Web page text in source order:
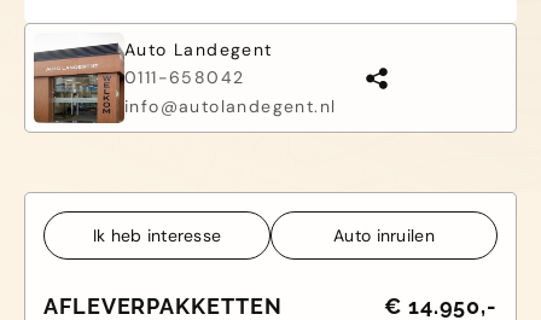
Auto Landegent
0111-658042
info@autolandegent.nl
Ik heb interesse Auto inruilen
AFLEVERPAKKETTEN € 14.950,-